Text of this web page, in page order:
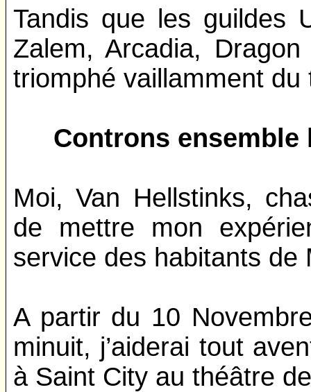
Tandis que les guildes
Zalem, Arcadia,
triomphé vaillamment
Controns ensemble
Moi, Van Hellstinks,
de mettre mon
service des habitants de
A partir du 10
minuit, j’aiderai tout
à Saint City au théâtre